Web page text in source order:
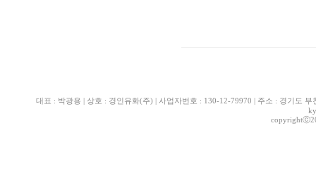
대표 : 박광용 | 상호 : 경인유화(주) | 사업자번호 : 130-12-79970 | 주소 : 경기도